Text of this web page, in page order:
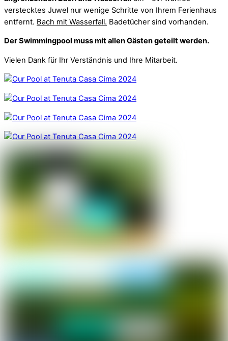
verstecktes Juwel nur wenige Schritte von Ihrem Ferienhaus
entfernt. Bach mit Wasserfall. Badetücher sind vorhanden.
Der Swimmingpool muss mit allen Gästen geteilt werden.
Vielen Dank für Ihr Verständnis und Ihre Mitarbeit.